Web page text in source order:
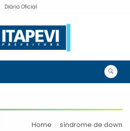
Diário Oficial
Home síndrome de down